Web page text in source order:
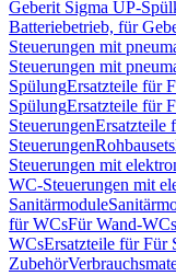
Geberit Sigma UP-
Batteriebetrieb, für
Steuerungen mit
Steuerungen mit
SpülungErsatzteile für
SpülungErsatzteile für
SteuerungenErsatzteile
SteuerungenRohbausets
Steuerungen mit
WC-Steuerungen mit
Sanitärmodule
für WCsFür Wand-WCs
WCsErsatzteile für Für
Zubehör